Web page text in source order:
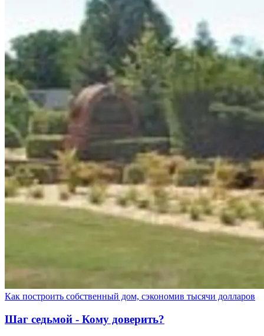
Как построить собственный дом, сэкономив тысячи долларов
Шаг седьмой - Кому доверить?